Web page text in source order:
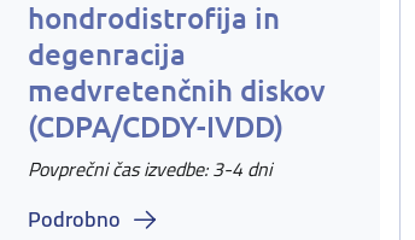
hondrodistrofija in
degenracija
medvretenčnih diskov
(CDPA/CDDY-IVDD)
Povprečni čas izvedbe: 3-4 dni
Podrobno